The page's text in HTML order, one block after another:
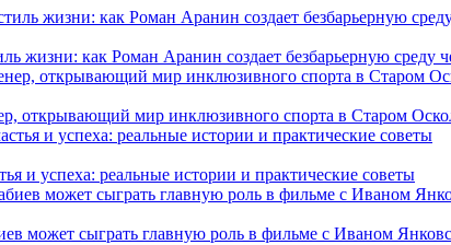
жизни: как Роман Аранин создает безбарьерную среду
открывающий мир инклюзивного спорта в Старом
и успеха: реальные истории и практические советы
может сыграть главную роль в фильме с Иваном